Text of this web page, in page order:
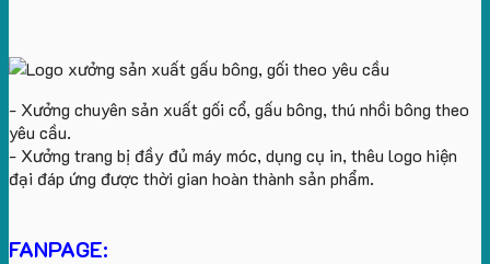
- Xưởng chuyên sản xuất gối cổ, gấu bông, thú nhồi bông theo
yêu cầu.
- Xưởng trang bị đầy đủ máy móc, dụng cụ in, thêu logo hiện
đại đáp ứng được thời gian hoàn thành sản phẩm.
FANPAGE: